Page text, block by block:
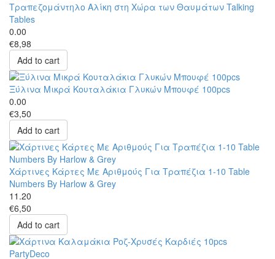
Τραπεζομάντηλο Αλίκη στη Χώρα των Θαυμάτων Talking
Tables
0.00
€8,98
Add to cart
Ξύλινα Μικρά Κουταλάκια Γλυκών Μπουφέ 100pcs
0.00
€3,50
Add to cart
Χάρτινες Κάρτες Με Αριθμούς Για Τραπέζια 1-10 Table
Numbers By Harlow & Grey
11.20
€6,50
Add to cart